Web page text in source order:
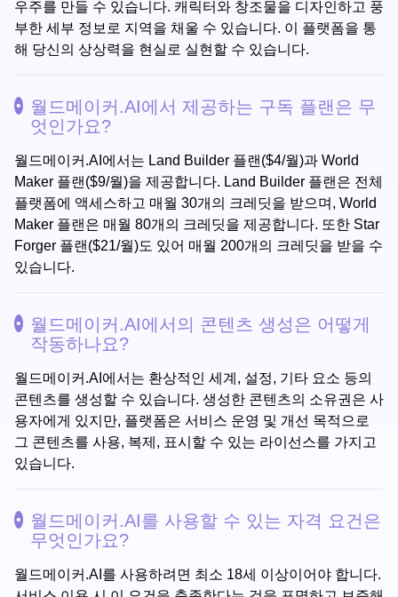
우주를 만들 수 있습니다. 캐릭터와 창조물을 디자인하고 풍
부한 세부 정보로 지역을 채울 수 있습니다. 이 플랫폼을 통
해 당신의 상상력을 현실로 실현할 수 있습니다.
월드메이커.AI에서 제공하는 구독 플랜은 무
엇인가요?
월드메이커.AI에서는 Land Builder 플랜($4/월)과 World
Maker 플랜($9/월)을 제공합니다. Land Builder 플랜은 전체
플랫폼에 액세스하고 매월 30개의 크레딧을 받으며, World
Maker 플랜은 매월 80개의 크레딧을 제공합니다. 또한 Star
Forger 플랜($21/월)도 있어 매월 200개의 크레딧을 받을 수
있습니다.
월드메이커.AI에서의 콘텐츠 생성은 어떻게
작동하나요?
월드메이커.AI에서는 환상적인 세계, 설정, 기타 요소 등의
콘텐츠를 생성할 수 있습니다. 생성한 콘텐츠의 소유권은 사
용자에게 있지만, 플랫폼은 서비스 운영 및 개선 목적으로
그 콘텐츠를 사용, 복제, 표시할 수 있는 라이선스를 가지고
있습니다.
월드메이커.AI를 사용할 수 있는 자격 요건은
무엇인가요?
월드메이커.AI를 사용하려면 최소 18세 이상이어야 합니다.